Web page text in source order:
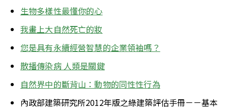
生物多樣性最懂你的心
我畫上大自然死亡的妝
您是具有永續經營智慧的企業領袖嗎？
散播傳染病 人類是關鍵
自然界中的斷背山：動物的同性性行為
內政部建築研究所2012年版之綠建築評估手冊－－基本